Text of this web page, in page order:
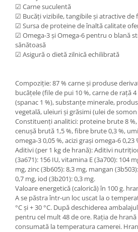
☑ Carne suculentă
☑ Bucăți vizibile, tangibile și atractive de
☑ Sursa de proteine de înaltă calitate
☑ Omega-3 și Omega-6 pentru o blană
sănătoasă
☑ Asigură o dietă zilnică echilibrată
Compoziție: 87 % carne și produse
bucăţele (file de pui 10 %, carne de raţă
(spanac 1 %), substanțe minerale,
vegetală, uleiuri și grăsimi (ulei de somon
Constituenți analitici: proteine brute 8
cenușă brută 1,5 %, fibre brute 0,3 %,
omega-3 0,05 %, acizi grași omega-6 0,23
Aditivi (per 1 kg de hrană): Aditivi
(3а671): 156 IU, vitamina Е (3а700): 104
mg, zinc (3b605): 8,3 mg, mangan
0,7 mg, iod (3b201): 0,3 mg.
Valoare energetică (calorică) în 100 g.
A se păstra într-un loc uscat la o
°C și + 30 °C. După deschiderea
pentru cel mult 48 de ore. Rația de
consumată la temperatura camerei.